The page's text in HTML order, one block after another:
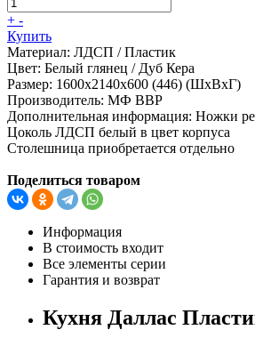
+ -
Купить
Материал: ЛДСП / Пластик
Цвет: Белый глянец / Дуб Кера
Размер: 1600х2140х600 (446) (ШхВхГ)
Производитель: МФ ВВР
Дополнительная информация: Ножки
Цоколь ЛДСП белый в цвет корпуса
Столешница приобретается отдельно
Поделиться товаром
Информация
В стоимость входит
Все элементы серии
Гарантия и возврат
Кухня Даллас